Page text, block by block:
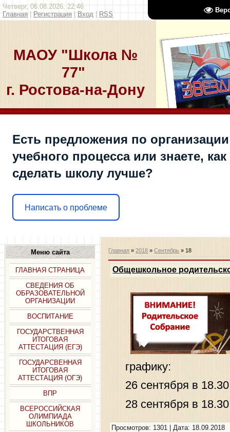
Четверг, 06.08.2026, 22:46
Главная
Регистрация Вход RSS
МАОУ "Школа №
77"
г. Ростова-на-Дону
Есть предложения по организации
учебного процесса или знаете, как
сделать школу лучше?
Написать о проблеме
Меню сайта
ГЛАВНАЯ СТРАНИЦА
СВЕДЕНИЯ ОБ
ОБРАЗОВАТЕЛЬНОЙ
ОРГАНИЗАЦИИ
ВОСПИТАНИЕ
ГОСУДАРСТВЕННАЯ
ИТОГОВАЯ
АТТЕСТАЦИЯ (ЕГЭ)
ГОСУДАРСВЕННАЯ
ИТОГОВАЯ
АТТЕСТАЦИЯ (ОГЭ)
ВПР
ВСЕРОССИЙСКАЯ
ОЛИМПИАДА
ШКОЛЬНИКОВ
Главная »2018 » Сентябрь » 18
Общешкольное
графику:
26 сентября в
28 сентября в
Просмотров: 1301 | Дата: 18.09.2018